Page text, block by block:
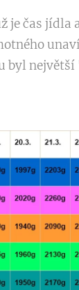
čas jídla
byl